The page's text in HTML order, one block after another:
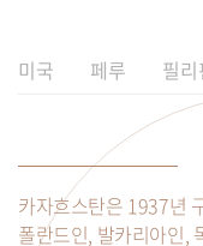
미국 페루 필리
카자흐스탄은 1937년
폴란드인, 발카리아인,